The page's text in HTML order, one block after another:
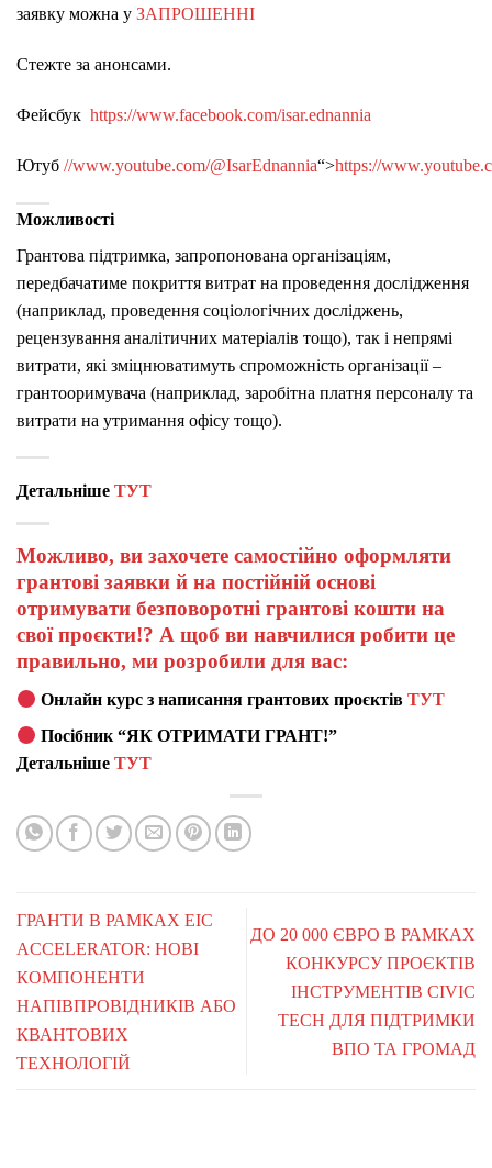
заявку можна у ЗАПРОШЕННІ
Стежте за анонсами.
Фейсбук https://www.facebook.com/isar.ednannia
Ютуб //www.youtube.com/@IsarEdnannia“>https://
Можливості
Грантова підтримка, запропонована організаціям,
передбачатиме покриття витрат на проведення дослідження
(наприклад, проведення соціологічних досліджень,
рецензування аналітичних матеріалів тощо), так і непрямі
витрати, які зміцнюватимуть спроможність організації –
грантооримувача (наприклад, заробітна платня персоналу та
витрати на утримання офісу тощо).
Детальніше ТУТ
Можливо, ви захочете самостійно оформляти
грантові заявки й на постійній основі
отримувати безповоротні грантові кошти на
свої проєкти!? А щоб ви навчилися робити це
правильно, ми розробили для вас:
Онлайн курс з написання грантових проєктівТУТ
Посібник “ЯК ОТРИМАТИ ГРАНТ!”
Детальніше ТУТ
ГРАНТИ В РАМКАХ EIC
ACCELERATOR: НОВІ
КОМПОНЕНТИ
НАПІВПРОВІДНИКІВ АБО
КВАНТОВИХ
ТЕХНОЛОГІЙ
ДО 20 000 ЄВРО В РАМКАХ
КОНКУРСУ ПРОЄКТІВ
ІНСТРУМЕНТІВ CIVIC
TECH ДЛЯ ПІДТРИМКИ
ВПО ТА ГРОМАД